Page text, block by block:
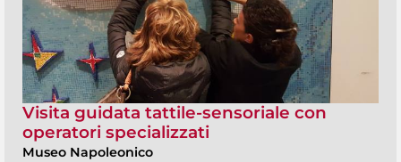
Visita guidata tattile-sensoriale con
operatori specializzati
Museo Napoleonico